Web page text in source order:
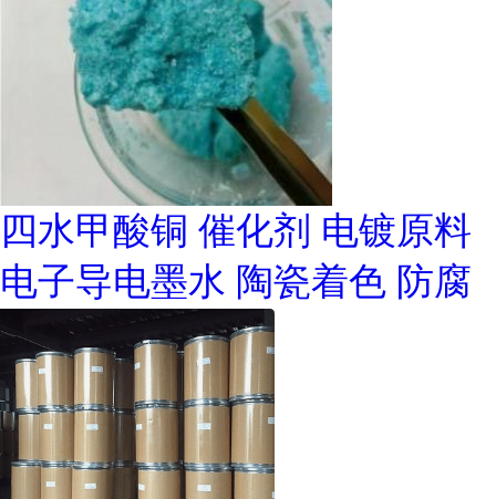
四水甲酸铜 催化剂 电镀原料
电子导电墨水 陶瓷着色 防腐